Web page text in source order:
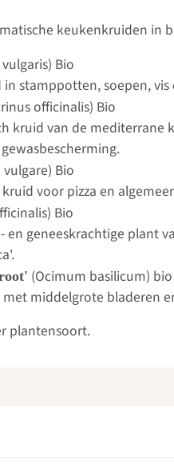
keukenkruiden
Bio
stamppotten, soepen,
officinalis) Bio
kruid van de mediterrane
Bio
voor pizza en
Bio
en geneeskrachtige plant
(Ocimum basilicum) bio
middelgrote bladeren
plantensoort.